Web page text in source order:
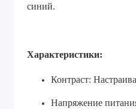
синий.
Характеристики:
Контраст:
Напряжение